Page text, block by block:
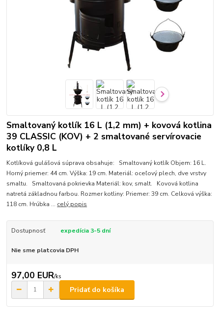
Smaltovaný kotlík 16 L (1,2 mm) + kovová kotlina
39 CLASSIC (KOV) + 2 smaltované servírovacie
kotlíky 0,8 L
Kotlíková gulášová súprava obsahuje: Smaltovaný kotlík Objem: 16 L.
Horný priemer: 44 cm. Výška: 19 cm. Materiál: oceľový plech, dve vrstvy
smaltu. Smaltovaná pokrievka Materiál: kov, smalt. Kovová kotlina
natretá základnou farbou. Rozmer kotliny: Priemer: 39 cm. Celková výška:
118 cm. Hrúbka ... celý popis
Dostupnosť expedícia 3-5 dní
Nie sme platcovia DPH
97,00 EUR/ks
Pridať do košíka